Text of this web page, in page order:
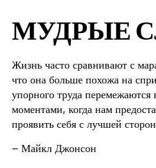
МУДРЫЕ
Жизнь часто сравнивают с
что она больше похожа на
упорного труда перемежаются
моментами, когда нам
проявить себя с лучшей
– Майкл Джонсон